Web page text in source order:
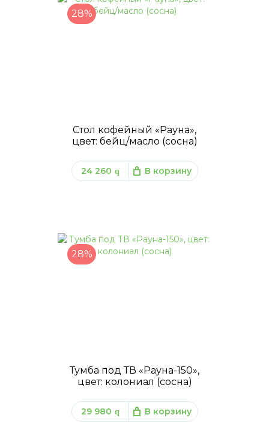
28%
Стол кофейный «Рауна»,
цвет: бейц/масло (сосна)
24 260 q В корзину
28%
Тумба под ТВ «Рауна-150»,
цвет: колониал (сосна)
29 980 q В корзину